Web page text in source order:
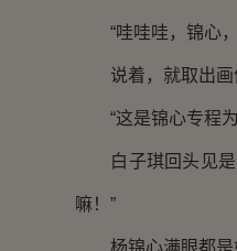
“哇哇哇，锦心，
说着，就取出画像
“这是锦心专程为
白子琪回头见是
嘛！”
杨锦心满眼都是如